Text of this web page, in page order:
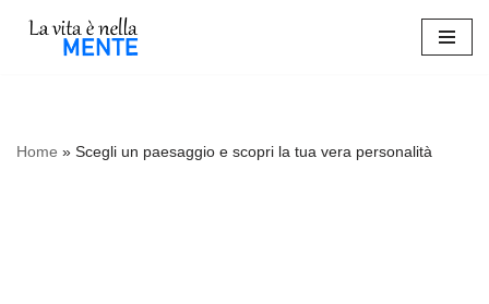
Home » Scegli un paesaggio e scopri la tua vera personalità